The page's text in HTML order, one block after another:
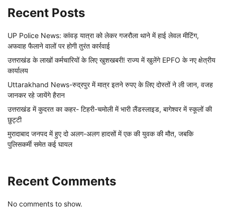
Recent Posts
UP Police News: कांवड़ यात्रा को लेकर गजरौला थाने में हाई लेवल मीटिंग,
अफवाह फैलाने वालों पर होगी तुरंत कार्रवाई
उत्तराखंड के लाखों कर्मचारियों के लिए खुशखबरी! राज्य में खुलेंगे EPFO के नए क्षेत्रीय
कार्यालय
Uttarakhand News-रुद्रपुर में मात्र इतने रुपए के लिए दोस्तों ने ली जान, वजह
जानकर रहे जायेंगे हैरान
उत्तराखंड में कुदरत का कहर- टिहरी-चमोली में भारी लैंडस्लाइड, बागेश्वर में स्कूलों की
छुट्टी
मुरादाबाद जनपद में हुए दो अलग-अलग हादसों में एक की युवक की मौत, जबकि
पुलिसकर्मी समेत कई घायल
Recent Comments
No comments to show.